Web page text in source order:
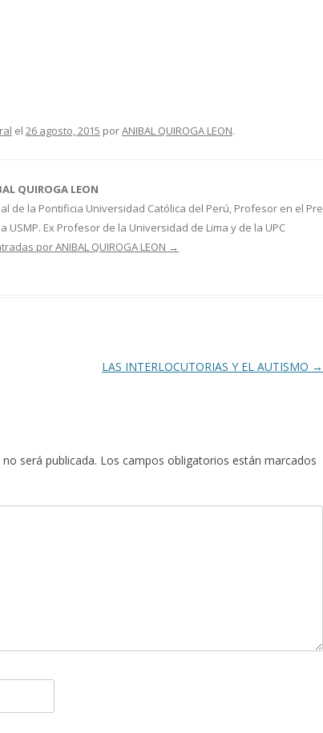
el 26 agosto, 2015 porANIBAL QUIROGA LEON.
QUIROGA LEON
de la Pontificia Universidad Católica del Perú, Profesor en el Pre
USMP. Ex Profesor de la Universidad de Lima y de la UPC
por ANIBAL QUIROGA LEON →
LAS INTERLOCUTORIAS Y EL AUTISMO →
será publicada. Los campos obligatorios están marcados